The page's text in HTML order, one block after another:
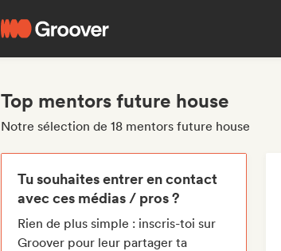
Top mentors future house
Notre sélection de 18 mentors future house
Tu souhaites entrer en contact
avec ces médias / pros ?
Rien de plus simple : inscris-toi sur
Groover pour leur partager ta